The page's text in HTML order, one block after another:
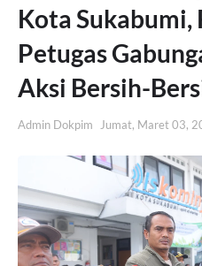
Kota Sukabumi,
Petugas
Aksi Bersih-
Admin Dokpim Jumat, Maret 03,